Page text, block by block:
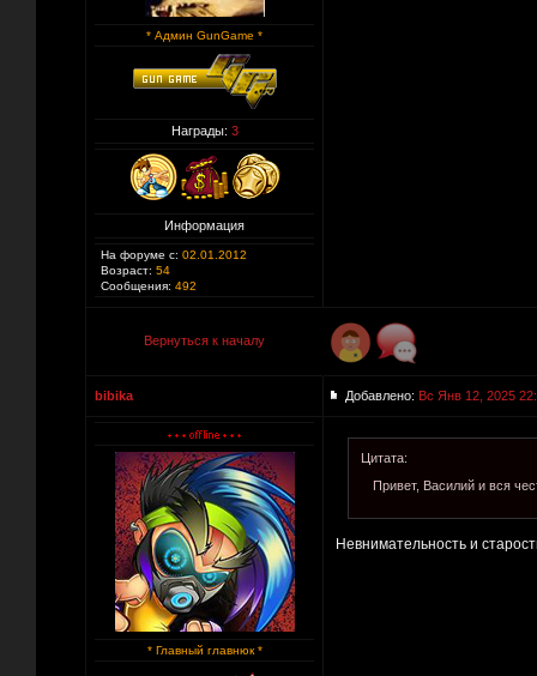
* Админ GunGame *
Награды: 3
Информация
На форуме с: 02.01.2012
Возраст: 54
Сообщения: 492
Вернуться к началу
bibika Добавлено: Вс Янв 12, 2025
* Главный главнюк *
Цитата:
Привет, Василий и вся
Невнимательность и